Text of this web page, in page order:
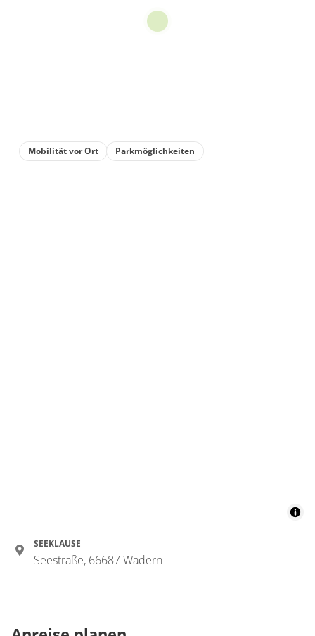
Mobilität vor Ort Parkmöglichkeiten
SEEKLAUSE
Seestraße, 66687 Wadern